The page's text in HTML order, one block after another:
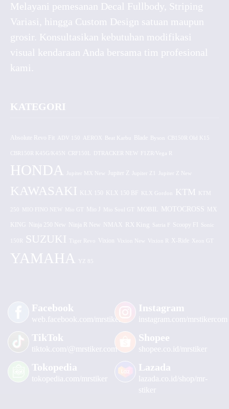
Melayani pemesanan Decal Fullbody, Striping
Variasi, hingga Custom Design satuan maupun
grosir. Konsultasikan kebutuhan modifikasi
visual kendaraan Anda bersama tim profesional
kami.
KATEGORI
Absolute Revo Fit ADV 150 AEROX CB150R Old K15
CBR150R K45G/K45N CRF150L DTRACKER NEW F1ZR/Vega R
HONDA Jupiter MX New Jupiter Z
KAWASAKI KLX 150 KLX 150 BF KLX Gordon KTM KTM
250 MIO FINO NEW Mio GT Mio J Mio Soul GT MOBIL MOTOCROSS MX
KING Ninja 250 New Ninja R New NMAX RX King Satria F Scoopy FI Sonic
150R SUZUKI Tiger Revo Vixion Vixion New Vixion R X-Ride Xeon GT
YAMAHA YZ 85
Facebook
web.facebook.com/mrstiker
Instagram
instagram.com/mrstikercom
TikTok
tiktok.com/@mrstiker.com
Shopee
shopee.co.id/mrstiker
Tokopedia
tokopedia.com/mrstiker
Lazada
lazada.co.id/shop/mr-
stiker